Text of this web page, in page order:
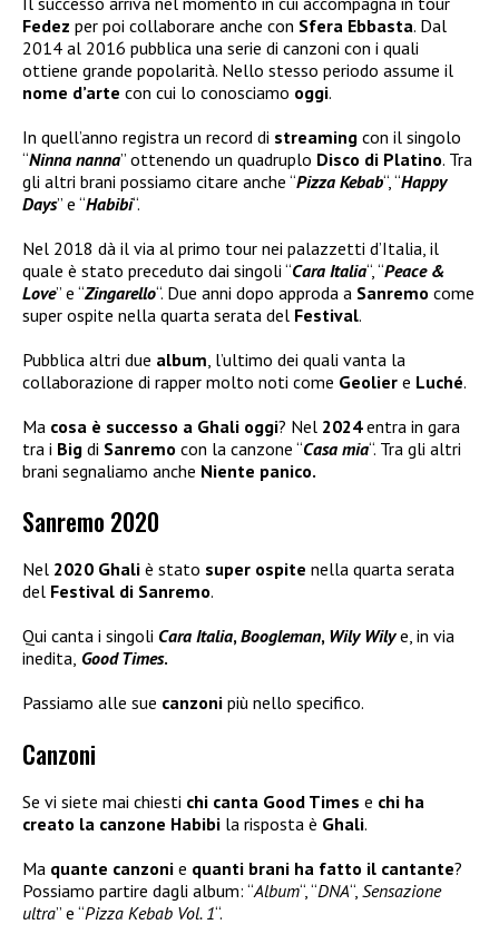
Fedez per poi collaborare anche con Sfera Ebbasta. Dal
2014 al 2016 pubblica una serie di canzoni con i quali
ottiene grande popolarità. Nello stesso periodo assume il
nome d’arte con cui lo conosciamo oggi.
In quell’anno registra un record di streaming con il singolo
“Ninna nanna” ottenendo un quadruplo Disco di Platino. Tra
gli altri brani possiamo citare anche “Pizza Kebab“, “Happy
Days” e “Habibi“.
Nel 2018 dà il via al primo tour nei palazzetti d’Italia, il
quale è stato preceduto dai singoli “Cara Italia“, “Peace &
Love” e “Zingarello“. Due anni dopo approda a Sanremo come
super ospite nella quarta serata del Festival.
Pubblica altri due album , l’ultimo dei quali vanta la
collaborazione di rapper molto noti come Geolier e Luché.
Ma cosa è successo a Ghali oggi? Nel 2024entra in gara
tra i Big di Sanremo con la canzone “Casa mia“. Tra gli altri
brani segnaliamo anche Niente panico.
Sanremo 2020
Nel 2020 Ghali è stato super ospite nella quarta serata
del Festival di Sanremo.
Qui canta i singoli Cara Italia,Boogleman, Wily Wilye, in via
inedita, Good Times.
Passiamo alle sue canzoni più nello specifico.
Canzoni
Se vi siete mai chiesti chi canta Good Times e chi ha
creato la canzone Habibi la risposta è Ghali.
Ma quante canzoni e quanti brani ha fatto il cantante?
Possiamo partire dagli album: “Album“, “DNA“, Sensazione
ultra” e “Pizza Kebab Vol. 1“.